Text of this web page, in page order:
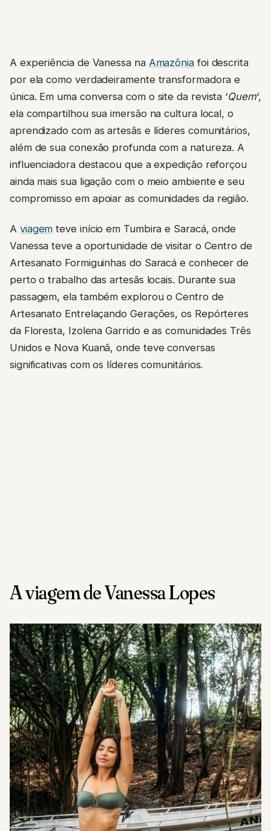
A experiência de Vanessa na Amazôniafoi descrita
por ela como verdadeiramente transformadora e
única. Em uma conversa com o site da revista ‘Quem‘,
ela compartilhou sua imersão na cultura local, o
aprendizado com as artesãs e líderes comunitários,
além de sua conexão profunda com a natureza. A
influenciadora destacou que a expedição reforçou
ainda mais sua ligação com o meio ambiente e seu
compromisso em apoiar as comunidades da região.
A viagem teve início em Tumbira e Saracá, onde
Vanessa teve a oportunidade de visitar o Centro de
Artesanato Formiguinhas do Saracá e conhecer de
perto o trabalho das artesãs locais. Durante sua
passagem, ela também explorou o Centro de
Artesanato Entrelaçando Gerações, os Repórteres
da Floresta, Izolena Garrido e as comunidades Três
Unidos e Nova Kuanã, onde teve conversas
significativas com os líderes comunitários.
A viagem de Vanessa Lopes